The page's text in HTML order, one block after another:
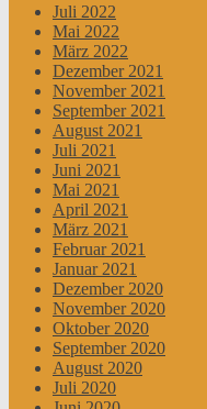
Juli 2022
Mai 2022
März 2022
Dezember 2021
November 2021
September 2021
August 2021
Juli 2021
Juni 2021
Mai 2021
April 2021
März 2021
Februar 2021
Januar 2021
Dezember 2020
November 2020
Oktober 2020
September 2020
August 2020
Juli 2020